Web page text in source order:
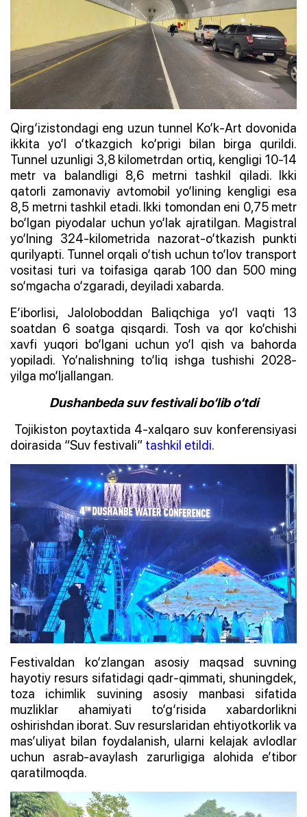
Qirg‘izistondagi eng uzun tunnel Ko‘k-Art dovonida
ikkita yo‘l o‘tkazgich ko‘prigi bilan birga qurildi.
Tunnel uzunligi 3,8 kilometrdan ortiq, kengligi 10-14
metr va balandligi 8,6 metrni tashkil qiladi. Ikki
qatorli zamonaviy avtomobil yo‘lining kengligi esa
8,5 metrni tashkil etadi. Ikki tomondan eni 0,75 metr
bo‘lgan piyodalar uchun yo‘lak ajratilgan. Magistral
yo‘lning 324-kilometrida nazorat-o‘tkazish punkti
qurilyapti. Tunnel orqali o‘tish uchun to‘lov transport
vositasi turi va toifasiga qarab 100 dan 500 ming
so‘mgacha o‘zgaradi, deyiladi xabarda.
E’iborlisi, Jaloloboddan Baliqchiga yo‘l vaqti 13
soatdan 6 soatga qisqardi. Tosh va qor ko‘chishi
xavfi yuqori bo‘lgani uchun yo‘l qish va bahorda
yopiladi. Yo‘nalishning to‘liq ishga tushishi 2028-
yilga mo‘ljallangan.
Dushanbeda suv festivali bo‘lib o‘tdi
Tojikiston poytaxtida 4-xalqaro suv konferensiyasi
doirasida “Suv festivali”tashkil etildi.
Festivaldan ko‘zlangan asosiy maqsad suvning
hayotiy resurs sifatidagi qadr-qimmati, shuningdek,
toza ichimlik suvining asosiy manbasi sifatida
muzliklar ahamiyati to‘g‘risida xabardorlikni
oshirishdan iborat. Suv resurslaridan ehtiyotkorlik va
mas’uliyat bilan foydalanish, ularni kelajak avlodlar
uchun asrab-avaylash zarurligiga alohida e’tibor
qaratilmoqda.